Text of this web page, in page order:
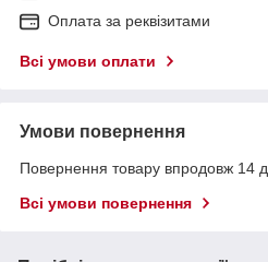
Оплата за реквізитами
Всі умови оплати
Умови повернення
Повернення товару впродовж 14
Всі умови повернення